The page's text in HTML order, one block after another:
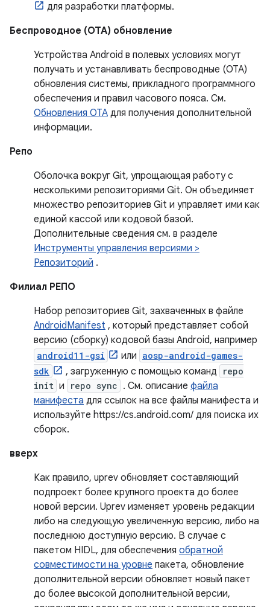
для разработки платформы.
Беспроводное (OTA) обновление
Устройства Android в полевых условиях могут
получать и устанавливать беспроводные (OTA)
обновления системы, прикладного программного
обеспечения и правил часового пояса. См.
Обновления OTA для получения дополнительной
информации.
Репо
Оболочка вокруг Git, упрощающая работу с
несколькими репозиториями Git. Он объединяет
множество репозиториев Git и управляет ими как
единой кассой или кодовой базой.
Дополнительные сведения см. в разделе
Инструменты управления версиями >
Репозиторий .
Филиал РЕПО
Набор репозиториев Git, захваченных в файле
AndroidManifest , который представляет собой
версию (сборку) кодовой базы Android, например
android11-gsi или aosp-android-games-
sdk
, загруженную с помощью команд
repo
init и repo sync . См. описание файла
манифеста для ссылок на все файлы манифеста и
используйте https://cs.android.com/ для поиска их
сборок.
вверх
Как правило, uprev обновляет составляющий
подпроект более крупного проекта до более
новой версии. Uprev изменяет уровень редакции
либо на следующую увеличенную версию, либо на
последнюю доступную версию. В случае с
пакетом HIDL, для обеспечения обратной
совместимости на уровне пакета, обновление
дополнительной версии обновляет новый пакет
до более высокой дополнительной версии,